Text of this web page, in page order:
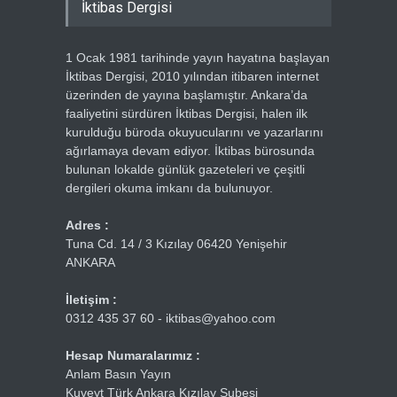
İktibas Dergisi
1 Ocak 1981 tarihinde yayın hayatına başlayan
İktibas Dergisi, 2010 yılından itibaren internet
üzerinden de yayına başlamıştır. Ankara’da
faaliyetini sürdüren İktibas Dergisi, halen ilk
kurulduğu büroda okuyucularını ve yazarlarını
ağırlamaya devam ediyor. İktibas bürosunda
bulunan lokalde günlük gazeteleri ve çeşitli
dergileri okuma imkanı da bulunuyor.
Adres :
Tuna Cd. 14 / 3 Kızılay 06420 Yenişehir
ANKARA
İletişim :
0312 435 37 60 - iktibas@yahoo.com
Hesap Numaralarımız :
Anlam Basın Yayın
Kuveyt Türk Ankara Kızılay Şubesi